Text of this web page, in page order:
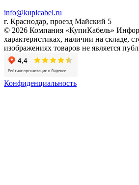
info@kupicabel.ru
г. Краснодар, проезд Майский 5
© 2026 Компания «КупиКабель»
характеристиках, наличии на складе,
изображениях товаров не является
Конфиденциальность